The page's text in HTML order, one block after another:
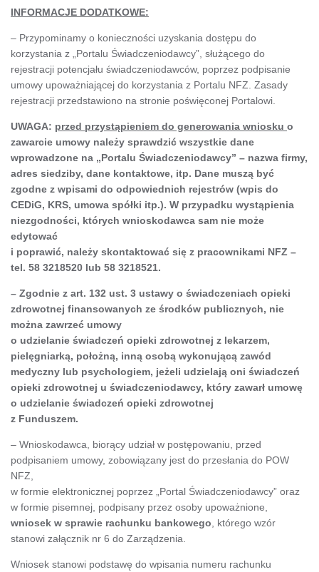
INFORMACJE DODATKOWE:
– Przypominamy o konieczności uzyskania dostępu do
korzystania z „Portalu Świadczeniodawcy”, służącego do
rejestracji potencjału świadczeniodawców, poprzez podpisanie
umowy upoważniającej do korzystania z Portalu NFZ. Zasady
rejestracji przedstawiono na stronie poświęconej Portalowi.
UWAGA: przed przystąpieniem do generowania wniosku o
zawarcie umowy należy sprawdzić wszystkie dane
wprowadzone na „Portalu Świadczeniodawcy” – nazwa firmy,
adres siedziby, dane kontaktowe, itp. Dane muszą być
zgodne z wpisami do odpowiednich rejestrów (wpis do
CEDiG, KRS, umowa spółki itp.). W przypadku wystąpienia
niezgodności, których wnioskodawca sam nie może
edytować
i poprawić, należy skontaktować się z pracownikami NFZ –
tel. 58 3218520 lub 58 3218521.
– Zgodnie z art. 132 ust. 3 ustawy o świadczeniach opieki
zdrowotnej finansowanych ze środków publicznych, nie
można zawrzeć umowy
o udzielanie świadczeń opieki zdrowotnej z lekarzem,
pielęgniarką, położną, inną osobą wykonującą zawód
medyczny lub psychologiem, jeżeli udzielają oni świadczeń
opieki zdrowotnej u świadczeniodawcy, który zawarł umowę
o udzielanie świadczeń opieki zdrowotnej
z Funduszem.
– Wnioskodawca, biorący udział w postępowaniu, przed
podpisaniem umowy, zobowiązany jest do przesłania do POW
NFZ,
w formie elektronicznej poprzez „Portal Świadczeniodawcy” oraz
w formie pisemnej, podpisany przez osoby upoważnione,
wniosek w sprawie rachunku bankowego , którego wzór
stanowi załącznik nr 6 do Zarządzenia.
Wniosek stanowi podstawę do wpisania numeru rachunku